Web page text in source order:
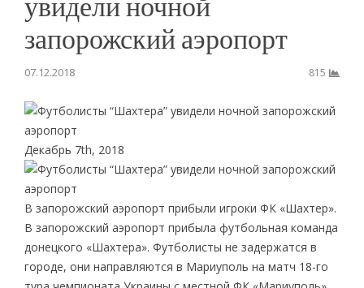
запорожский аэропорт
07.12.2018 815
Декабрь 7th, 2018
В запорожский аэропорт прибыли игроки ФК «Шахтер».
В запорожский аэропорт прибыла футбольная команда
донецкого «Шахтера». Футболисты не задержатся в
городе, они направляются в Мариуполь на матч 18-го